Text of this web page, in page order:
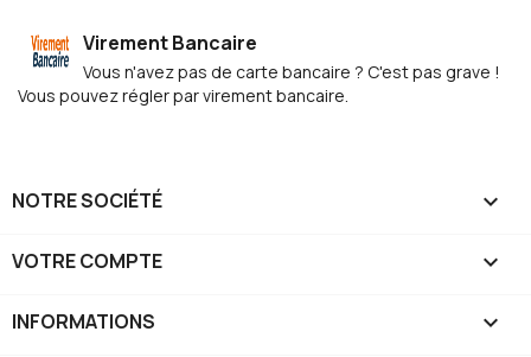
Virement Bancaire
Vous n'avez pas de carte bancaire ? C'est pas grave !
Vous pouvez régler par virement bancaire.
NOTRE SOCIÉTÉ 
VOTRE COMPTE 
INFORMATIONS keyboard_arrow_down